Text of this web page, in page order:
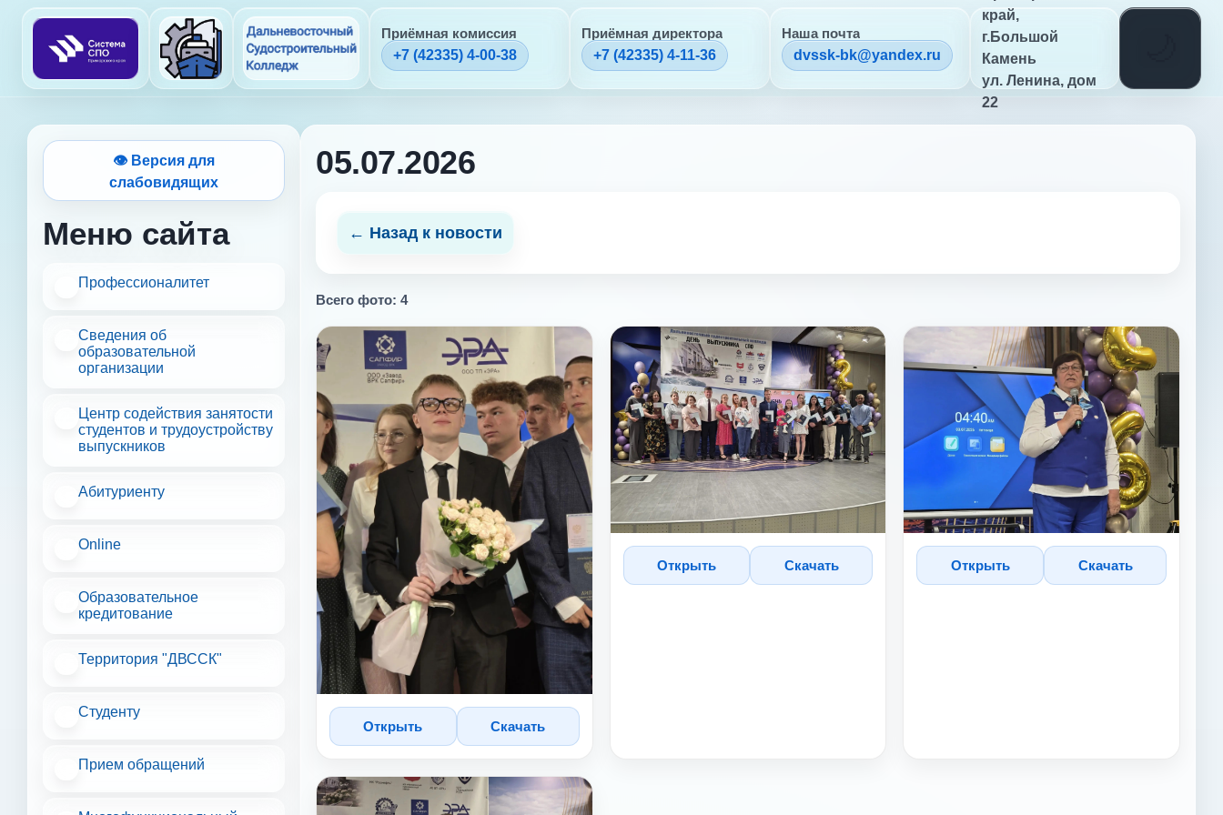
Приёмная комиссия
+7 (42335) 4-00-38
Приёмная директора
+7 (42335) 4-11-36
Наша почта
dvssk-bk@yandex.ru
край,
г.Большой
Камень
ул. Ленина, дом
22
👁 Версия для
слабовидящих
Меню сайта
Профессионалитет
Сведения об
образовательной
организации
Центр содействия занятости
студентов и трудоустройству
выпускников
Абитуриенту
Online
Образовательное
кредитование
Территория "ДВССК"
Студенту
Прием обращений
05.07.2026
← Назад к новости
Всего фото: 4
Открыть Скачать
Открыть Скачать Открыть Скачать